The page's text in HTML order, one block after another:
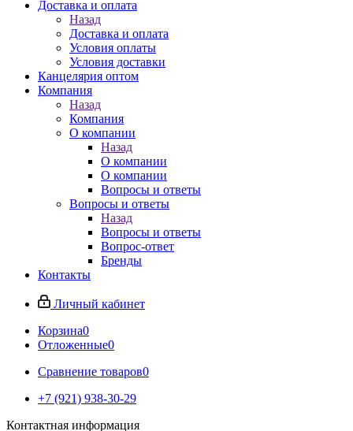
Доставка и оплата
Назад
Доставка и оплата
Условия оплаты
Условия доставки
Канцелярия оптом
Компания
Назад
Компания
О компании
Назад
О компании
О компании
Вопросы и ответы
Вопросы и ответы
Назад
Вопросы и ответы
Вопрос-ответ
Бренды
Контакты
Личный кабинет
Корзина0
Отложенные0
Сравнение товаров0
+7 (921) 938-30-29
Контактная информация